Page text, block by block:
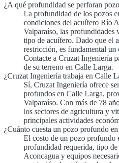
¿A qué profundidad se perforan
La profundidad de los pozos
condiciones del acuífero Río
Valparaíso, las profundidades
tipo de acuífero. Dado que el
restricción, es fundamental
Contacte a Cruzat Ingeniería
de su terreno en Calle Larga.
¿Cruzat Ingeniería trabaja en Calle
Sí, Cruzat Ingeniería ofrece
profundos en Calle Larga,
Valparaíso. Con más de 78
los sectores de agricultura y
principales actividades
¿Cuánto cuesta un pozo profundo
El costo de un pozo profundo
profundidad requerida, tipo
Aconcagua y equipos